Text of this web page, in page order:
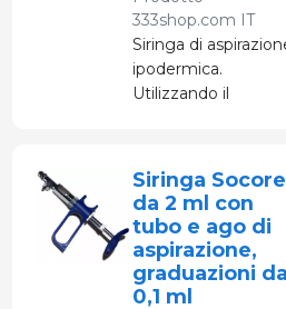
333shop.com IT
Siringa di
ipodermica.
Utilizzando il
Siringa
da 2 ml con
tubo e ago di
aspirazione,
graduazioni da
0,1 ml